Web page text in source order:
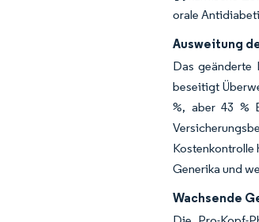
orale
Ausweitung
Das geänderte
beseitigt
%, aber 43 %
Kostenkontrolle
Generika und
Wachsende